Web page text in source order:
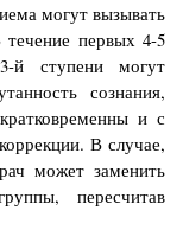
могут вызывать
первых 4-5
й ступени могут
сознания,
и с
В случае,
может заменить
пересчитав